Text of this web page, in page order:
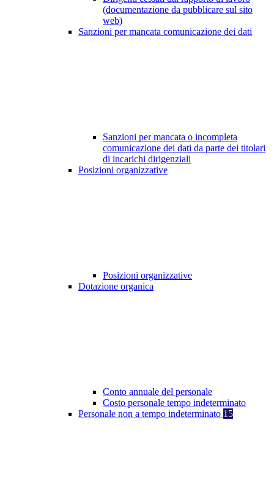
(documentazione da pubblicare sul sito
web)
Sanzioni per mancata comunicazione dei dati
Sanzioni per mancata o incompleta
comunicazione dei dati da parte dei titolari
di incarichi dirigenziali
Posizioni organizzative
Posizioni organizzative
Dotazione organica
Conto annuale del personale
Costo personale tempo indeterminato
Personale non a tempo indeterminato 15